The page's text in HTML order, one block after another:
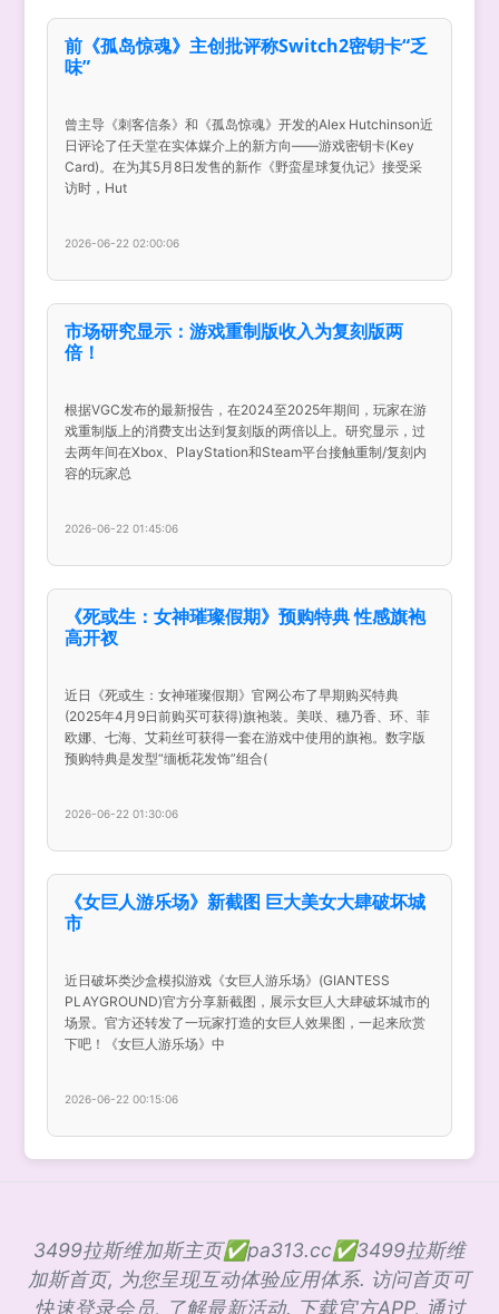
前《孤岛惊魂》主创批评称Switch2密钥卡“乏
味”
曾主导《刺客信条》和《孤岛惊魂》开发的Alex Hutchinson近
日评论了任天堂在实体媒介上的新方向——游戏密钥卡(Key
Card)。在为其5月8日发售的新作《野蛮星球复仇记》接受采
访时，Hut
2026-06-22 02:00:06
市场研究显示：游戏重制版收入为复刻版两
倍！
根据VGC发布的最新报告，在2024至2025年期间，玩家在游
戏重制版上的消费支出达到复刻版的两倍以上。研究显示，过
去两年间在Xbox、PlayStation和Steam平台接触重制/复刻内
容的玩家总
2026-06-22 01:45:06
《死或生：女神璀璨假期》预购特典 性感旗袍
高开衩
近日《死或生：女神璀璨假期》官网公布了早期购买特典
(2025年4月9日前购买可获得)旗袍装。美咲、穗乃香、环、菲
欧娜、七海、艾莉丝可获得一套在游戏中使用的旗袍。数字版
预购特典是发型“缅栀花发饰”组合(
2026-06-22 01:30:06
《女巨人游乐场》新截图 巨大美女大肆破坏城
市
近日破坏类沙盒模拟游戏《女巨人游乐场》(GIANTESS
PLAYGROUND)官方分享新截图，展示女巨人大肆破坏城市的
场景。官方还转发了一玩家打造的女巨人效果图，一起来欣赏
下吧！《女巨人游乐场》中
2026-06-22 00:15:06
3499拉斯维加斯主页✅pa313.cc✅3499拉斯维
加斯首页, 为您呈现互动体验应用体系. 访问首页可
快速登录会员, 了解最新活动. 下载官方APP, 通过